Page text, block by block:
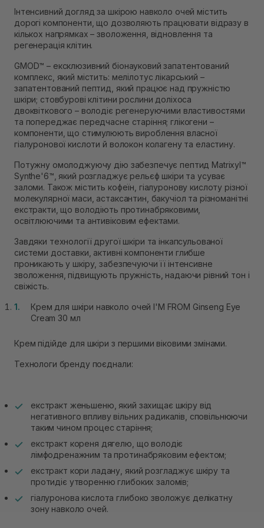
Інтенсивний догляд за шкірою навколо очей містить
дорогі компоненти, що дозволяють працювати відразу в
кількох напрямках – зволоження, відновлення та
регенерація клітин.
GMOD™ – ексклюзивний біонауковий запатентований
комплекс, який містить: мелілотус лікарський –
запатентований пептид, який працює над пружністю
шкіри; стовбурові клітини рослини доліхоса
двоквіткового – володіє регенеруючими властивостями
та попереджає передчасне старіння; глікогени –
компоненти, що стимулюють вироблення власної
гіалуронової кислоти й волокон колагену та еластину.
Потужну омолоджуючу дію забезпечує пептид Matrixyl™
Synthe'6™, який розгладжує рельєф шкіри та усуває
заломи. Також містить кофеїн, гіалуронову кислоту різної
молекулярної маси, астаксантин, бакучіол та різноманітні
екстракти, що володіють протинабряковими,
освітлюючими та антивіковим ефектами.
Завдяки технології другої шкіри та інкапсульованої
системи доставки, активні компоненти глибше
проникають у шкіру, забезпечуючи її інтенсивне
зволоження, підвищують пружність, надаючи рівний тон і
свіжість.
Крем для шкіри навколо очей I'M FROM Ginseng Eye
Cream 30 мл
Крем підійде для шкіри з першими віковими змінами.
Технологи бренду поєднали:
екстракт женьшеню, який захищає шкіру від
негативного впливу вільних радикалів, сповільнюючи
таким чином процес старіння;
екстракт кореня дягелю, що володіє
лімфодренажним та протинабряковим ефектом;
екстракт кори ладану, який розгладжує шкіру та
протидіє утворенню глибоких заломів;
гіалуронова кислота глибоко зволожує делікатну
зону навколо очей.